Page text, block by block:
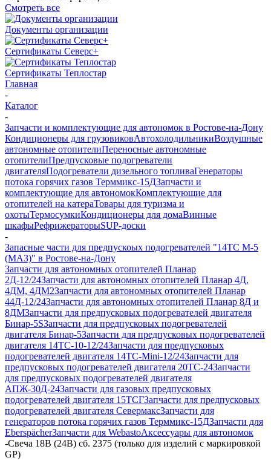
Смотреть все
Документы организации
Сертификаты Северс+
Сертификаты Теплостар
Главная
-
Каталог
-
Запчасти и комплектующие для автономок в Ростове-на-Дону
Кондиционеры для грузовиковАвтохолодильникиВоздушные
автономные отопителиПереносные автономные
отопителиПредпусковые подогреватели
двигателяПодогреватели дизельного топливаГенераторы
потока горячих газов Терммикс-15ДЗапчасти и
комплектующие для автономокКомплектующие для
отопителей на катераТовары для туризма и
охотыТермосумкиКондиционеры для домаВинные
шкафыРефрижераторыSUP-доски
-
Запасные части для предпускоых подогревателей "14ТС М-5
(МАЗ)" в Ростове-на-Дону
Запчасти для автономных отопителей Планар
2Д-12/24Запчасти для автономных отопителей Планар 4Д,
4ДМ, 4ДМ2Запчасти для автономных отопителей Планар
44Д-12/24Запчасти для автономных отопителей Планар 8Д и
8ДМЗапчасти для предпусковых подогревателей двигателя
Бинар-5SЗапчасти для предпусковых подогревателей
двигателя Бинар-5Запчасти для предпусковых подогревателей
двигателя 14ТС-10-12/24Запчасти для предпусковых
подогревателей двигателя 14ТС-Mini-12/24Запчасти для
предпусковых подогревателей двигателя 20ТС-24Запчасти
для предпусковых подогревателей двигателя
АПЖ-30Д-24Запчасти для газовых предпусковых
подогревателей двигателя 15ТСГЗапчасти для предпусковых
подогревателей двигателя СевермаксЗапчасти для
генераторов потока горячих газов Терммикс-15ДЗапчасти для
EberspächerЗапчасти для WebastoАксессуары для автономок
-Свеча 18В (24В) сб. 2375 (только для изделий с маркировкой
GP)